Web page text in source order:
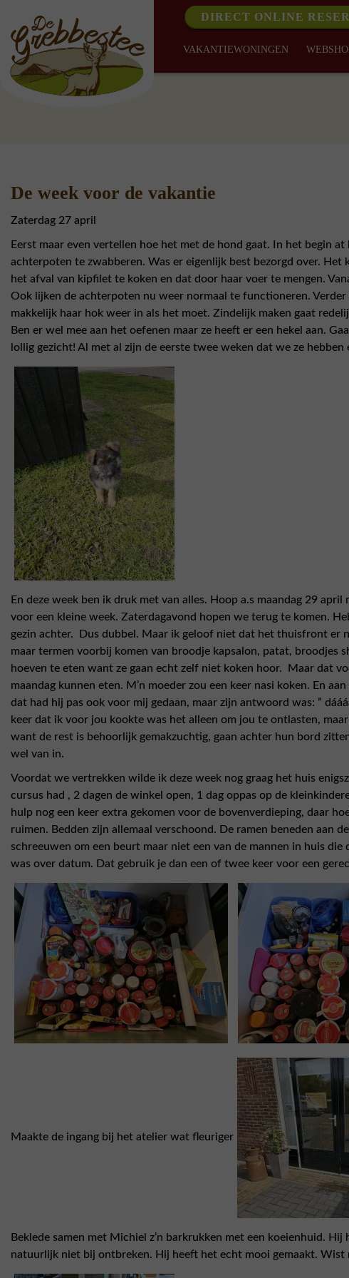
DIRECT ONLINE
VAKANTIEWONINGEN
De week voor de vakantie
Zaterdag 27 april
Eerst maar even vertellen hoe het met de hond gaat. In het begin
achterpoten te zwabberen. Was er eigenlijk best bezorgd over.
het afval van kipfilet te koken en dat door haar voer te mengen.
Ook lijken de achterpoten nu weer normaal te functioneren.
makkelijk haar hok weer in als het moet. Zindelijk maken gaat
Ben er wel mee aan het oefenen maar ze heeft er een hekel aan.
lollig gezicht! Al met al zijn de eerste twee weken dat we ze hebben
En deze week ben ik druk met van alles. Hoop a.s maandag 29
voor een kleine week. Zaterdagavond hopen we terug te komen.
gezin achter. Dus dubbel. Maar ik geloof niet dat het thuisfront er
maar termen voorbij komen van broodje kapsalon, patat, broodjes
hoeven te eten want ze gaan echt zelf niet koken hoor. Maar dat
maandag kunnen eten. M’n moeder zou een keer nasi koken. En
dat had hij pas ook voor mij gedaan, maar zijn antwoord was: ”
keer dat ik voor jou kookte was het alleen om jou te ontlasten,
want de rest is behoorlijk gemakzuchtig, gaan achter hun bord
wel van in.
Voordat we vertrekken wilde ik deze week nog graag het huis
cursus had , 2 dagen de winkel open, 1 dag oppas op de
hulp nog een keer extra gekomen voor de bovenverdieping, daar
ruimen. Bedden zijn allemaal verschoond. De ramen beneden aan
schreeuwen om een beurt maar niet een van de mannen in huis
was over datum. Dat gebruik je dan een of twee keer voor een
Maakte de ingang bij het atelier wat fleuriger
Beklede samen met Michiel z’n barkrukken met een koeienhuid.
natuurlijk niet bij ontbreken. Hij heeft het echt mooi gemaakt. Wist